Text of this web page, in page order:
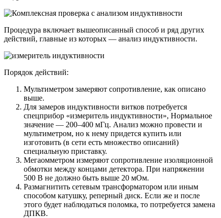
Процедура включает вышеописанный способ и ряд других
действий, главные из которых — анализ индуктивности.
Порядок действий:
Мультиметром замеряют сопротивление, как описано
выше.
Для замеров индуктивности витков потребуется
спецприбор «измеритель индуктивности», Нормальное
значение — 200–400 мГц. Анализ можно провести и
мультиметром, но к нему придется купить или
изготовить (в сети есть множество описаний)
специальную приставку.
Мегаомметром измеряют сопротивление изоляционной
обмотки между концами детектора. При напряжении
500 В не должно быть выше 20 мОм.
Размагнитить сетевым трансформатором или иным
способом катушку, реперный диск. Если же и после
этого будет наблюдаться поломка, то потребуется замена
ДПКВ.